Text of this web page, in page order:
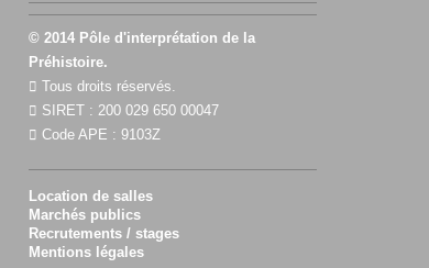
© 2014 Pôle d'interprétation de la
Préhistoire.
Tous droits réservés.
SIRET : 200 029 650 00047
Code APE : 9103Z
Location de salles
Marchés publics
Recrutements / stages
Mentions légales